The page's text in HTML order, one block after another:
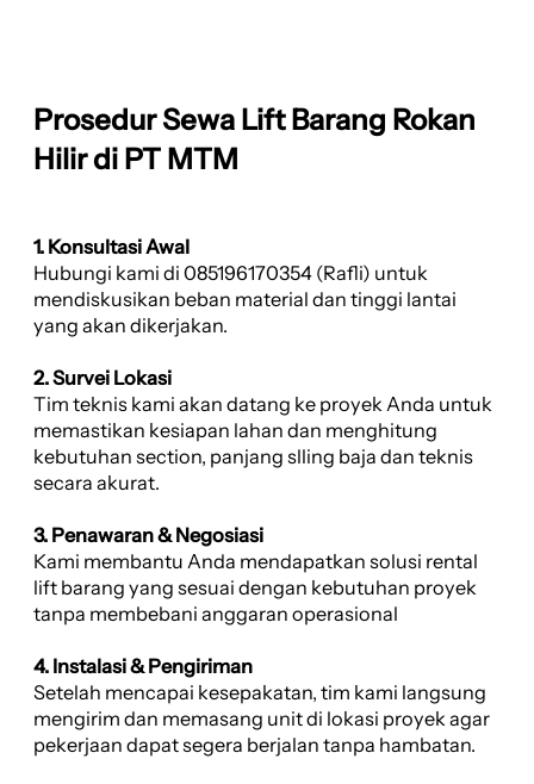
Prosedur Sewa Lift Barang Rokan
Hilir di PT MTM
1. Konsultasi Awal
Hubungi kami di 085196170354 (Rafli) untuk
mendiskusikan beban material dan tinggi lantai
yang akan dikerjakan.
2. Survei Lokasi
Tim teknis kami akan datang ke proyek Anda untuk
memastikan kesiapan lahan dan menghitung
kebutuhan section, panjang slling baja dan teknis
secara akurat.
3. Penawaran & Negosiasi
Kami membantu Anda mendapatkan solusi rental
lift barang yang sesuai dengan kebutuhan proyek
tanpa membebani anggaran operasional
4. Instalasi & Pengiriman
Setelah mencapai kesepakatan, tim kami langsung
mengirim dan memasang unit di lokasi proyek agar
pekerjaan dapat segera berjalan tanpa hambatan.